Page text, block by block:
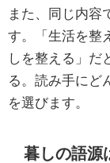
また、同じ内容
す。「生活を整
しを整える」だ
る。読み手にど
を選びます。
暮しの語源